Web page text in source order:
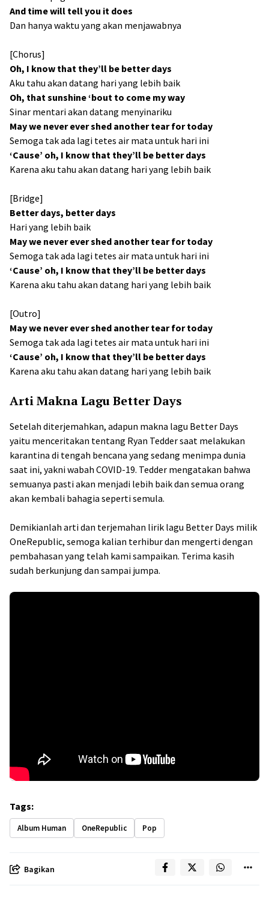
And time will tell you it does
Dan hanya waktu yang akan menjawabnya
[Chorus]
Oh, I know that they’ll be better days
Aku tahu akan datang hari yang lebih baik
Oh, that sunshine ‘bout to come my way
Sinar mentari akan datang menyinariku
May we never ever shed another tear for today
Semoga tak ada lagi tetes air mata untuk hari ini
‘Cause’ oh, I know that they’ll be better days
Karena aku tahu akan datang hari yang lebih baik
[Bridge]
Better days, better days
Hari yang lebih baik
May we never ever shed another tear for today
Semoga tak ada lagi tetes air mata untuk hari ini
‘Cause’ oh, I know that they’ll be better days
Karena aku tahu akan datang hari yang lebih baik
[Outro]
May we never ever shed another tear for today
Semoga tak ada lagi tetes air mata untuk hari ini
‘Cause’ oh, I know that they’ll be better days
Karena aku tahu akan datang hari yang lebih baik
Arti Makna Lagu Better Days
Setelah diterjemahkan, adapun makna lagu Better Days
yaitu menceritakan tentang Ryan Tedder saat melakukan
karantina di tengah bencana yang sedang menimpa dunia
saat ini, yakni wabah COVID-19. Tedder mengatakan bahwa
semuanya pasti akan menjadi lebih baik dan semua orang
akan kembali bahagia seperti semula.
Demikianlah arti dan terjemahan lirik lagu Better Days milik
OneRepublic, semoga kalian terhibur dan mengerti dengan
pembahasan yang telah kami sampaikan. Terima kasih
sudah berkunjung dan sampai jumpa.
Tags:
Album Human OneRepublic Pop
Bagikan